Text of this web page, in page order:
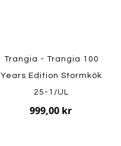
Trangia - Trangia 100
Years Edition Stormkök
25-1/UL
999,00 kr